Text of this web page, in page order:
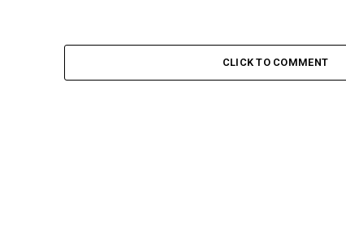
CLICK TO COMMENT